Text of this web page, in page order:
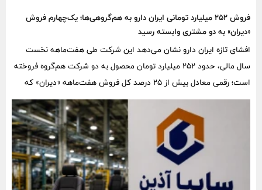
فروش ۲۵۲ میلیارد تومانی ایران دارو به هم‌گروهی‌ها؛ یک‌چهارم فروش
«دیران» به دو مشتری وابسته رسید
افشای تازه ایران دارو نشان می‌دهد این شرکت طی هفت‌ماهه نخست
سال مالی، حدود ۲۵۲ میلیارد تومان محصول به دو شرکت هم‌گروه فروخته
است؛ رقمی معادل بیش از ۲۵ درصد کل فروش هفت‌ماهه «دیران» که
توجه سهامداران را به تمرکز مشتریان، نحوه قیمت‌گذاری و شرایط تسویه
این معاملات جلب می‌کند.